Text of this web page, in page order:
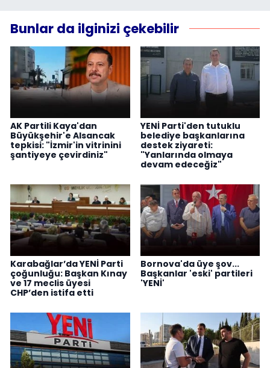
Bunlar da ilginizi çekebilir
AK Partili Kaya'dan
Büyükşehir'e Alsancak
tepkisi: "İzmir'in vitrinini
şantiyeye çevirdiniz"
YENİ Parti'den tutuklu
belediye başkanlarına
destek ziyareti:
"Yanlarında olmaya
devam edeceğiz"
Karabağlar’da YENİ Parti
çoğunluğu: Başkan Kınay
ve 17 meclis üyesi
CHP’den istifa etti
Bornova'da üye şov...
Başkanlar 'eski' partileri
'YENİ'